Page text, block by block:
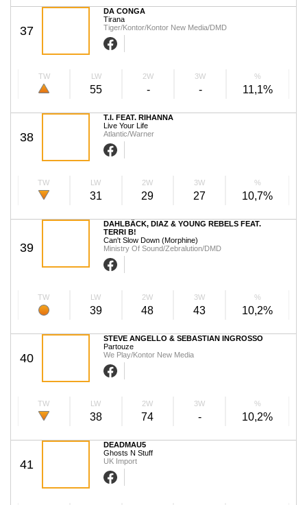
37
DA CONGA
Tirana
Tiger/Kontor/Kontor New Media/DMD
TW LW
55
2W
-
3W
-
%
11,1%
38
T.I. FEAT. RIHANNA
Live Your Life
Atlantic/Warner
TW LW
31
2W
29
3W
27
%
10,7%
39
DAHLBÄCK, DIAZ & YOUNG REBELS FEAT.
TERRI B!
Can't Slow Down (Morphine)
Ministry Of Sound/Zebralution/DMD
TW LW
39
2W
48
3W
43
%
10,2%
40
STEVE ANGELLO & SEBASTIAN INGROSSO
Partouze
We Play/Kontor New Media
TW LW
38
2W
74
3W
-
%
10,2%
41
DEADMAU5
Ghosts N Stuff
UK Import